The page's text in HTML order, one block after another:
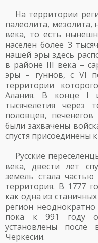
На территории
палеолита, мезолита,
века, то есть
населен более 3
нашей эры здесь
в районе III века –
эры – гуннов, с VI
территории
Алания. В конце I
тысячелетия через
половцев,
были захвачены
спустя присоединены
Русские
века, двести лет
земель стала
территория. В 1777
как одна из
регион
пока к 991 году
установлены после
Черкесии.